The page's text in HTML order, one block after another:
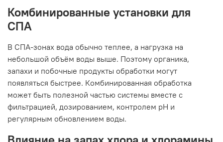
Комбинированные установки для
СПА
В СПА-зонах вода обычно теплее, а нагрузка на
небольшой объём воды выше. Поэтому органика,
запахи и побочные продукты обработки могут
появляться быстрее. Комбинированная обработка
может быть полезной частью системы вместе с
фильтрацией, дозированием, контролем pH и
регулярным обновлением воды.